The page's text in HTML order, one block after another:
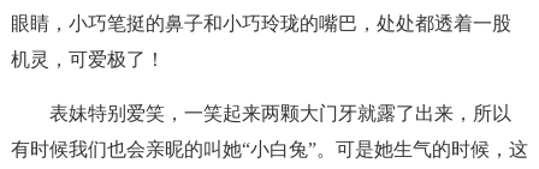
眼睛，小巧笔挺的鼻子和小巧玲珑的嘴巴，处处都透着一股
机灵，可爱极了！
表妹特别爱笑，一笑起来两颗大门牙就露了出来，所以
有时候我们也会亲昵的叫她“小白兔”。可是她生气的时候，这